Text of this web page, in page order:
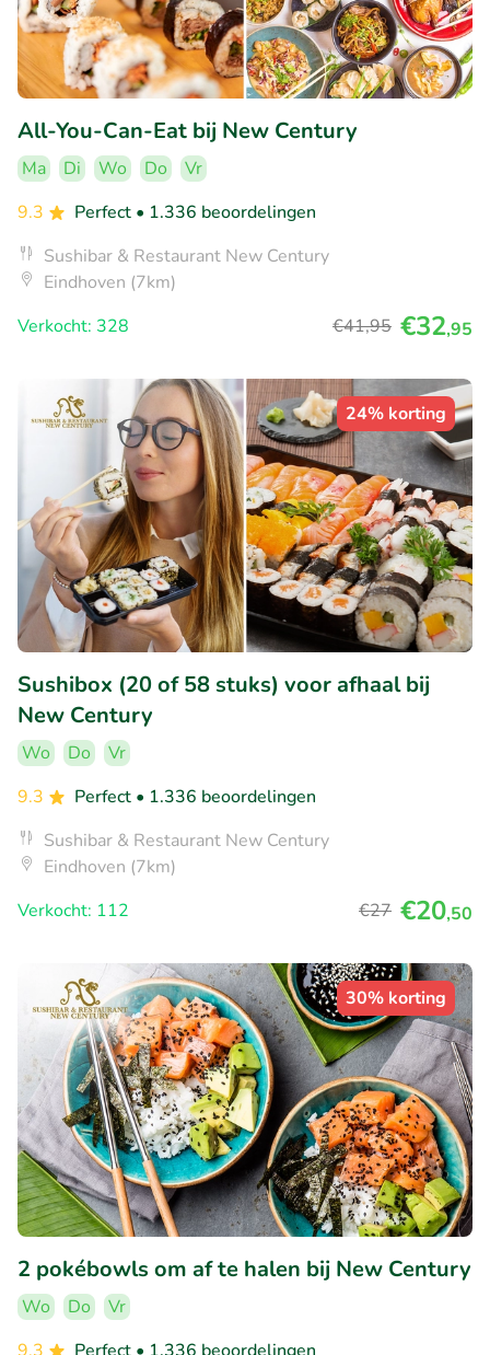
All-You-Can-Eat bij New Century
Ma Di Wo Do
Vr
9.3
Perfect • 1.336 beoordelingen
Sushibar & Restaurant New Century
Eindhoven (7km)
Verkocht: 328
€41,95 €32,95
24% korting
Sushibox (20 of 58 stuks) voor afhaal bij
New Century
Wo Do
Vr
9.3
Perfect • 1.336 beoordelingen
Sushibar & Restaurant New Century
Eindhoven (7km)
Verkocht: 112
€27 €20,50
30% korting
2 pokébowls om af te halen bij New Century
Wo Do
Vr